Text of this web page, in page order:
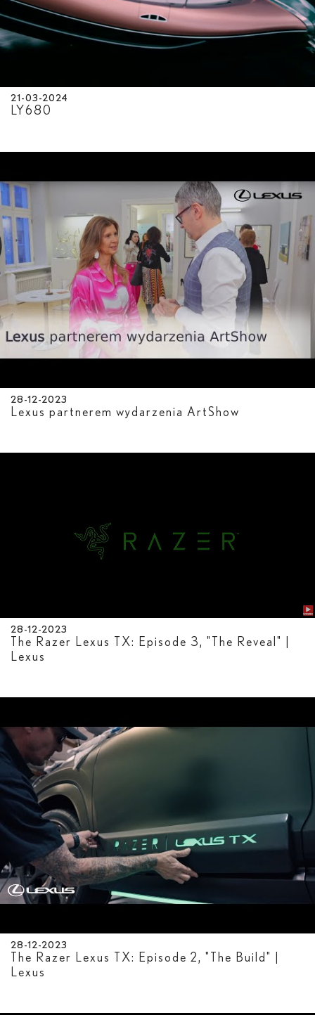
21-03-2024
LY680
28-12-2023
Lexus partnerem wydarzenia ArtShow
28-12-2023
The Razer Lexus TX: Episode 3, "The Reveal" |
Lexus
28-12-2023
The Razer Lexus TX: Episode 2, "The Build" |
Lexus